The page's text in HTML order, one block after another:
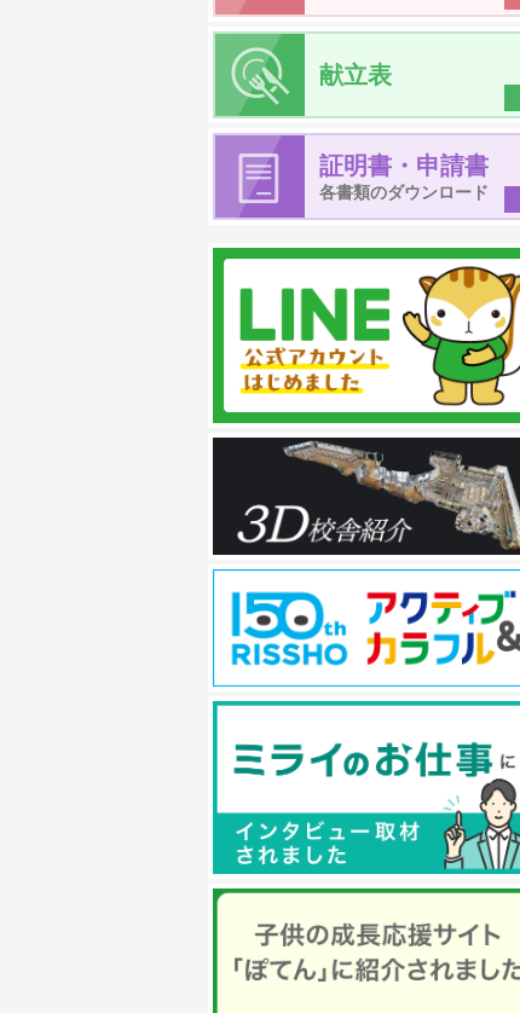
献立表
証明書・申請書
各書類のダウンロード